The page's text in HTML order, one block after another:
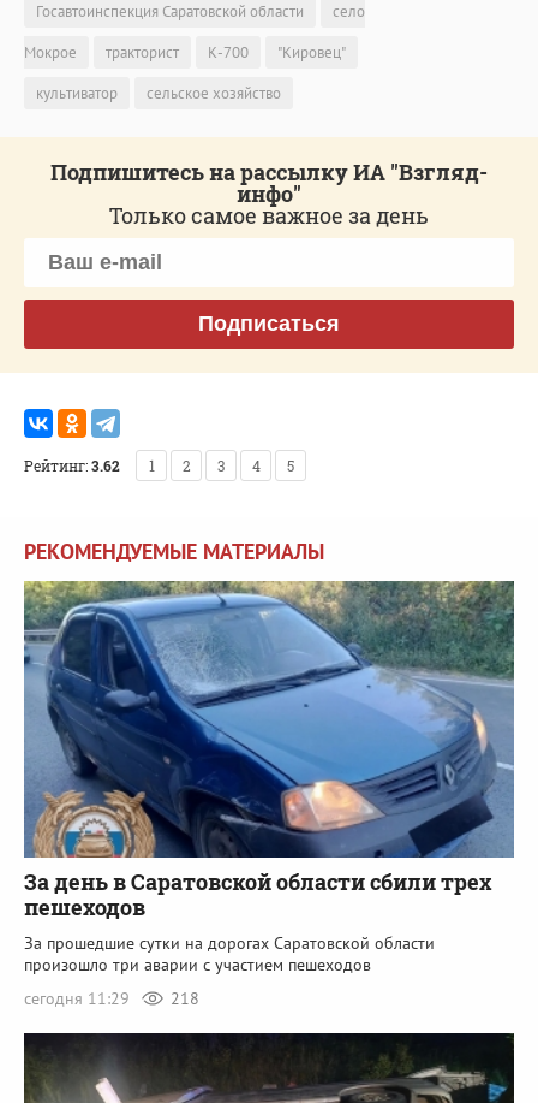
Госавтоинспекция Саратовской области
село
Мокрое
тракторист К-700
"Кировец"
культиватор
сельское хозяйство
Подпишитесь на рассылку ИА "Взгляд-
инфо"
Только самое важное за день
Подписаться
Рейтинг:3.62 1 2 3 4 5
РЕКОМЕНДУЕМЫЕ МАТЕРИАЛЫ
За день в Саратовской области сбили трех
пешеходов
За прошедшие сутки на дорогах Саратовской области
произошло три аварии с участием пешеходов
сегодня 11:29
218